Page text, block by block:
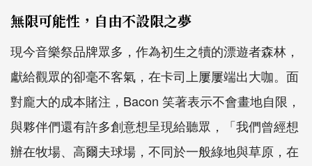
無限可能性，自由不設限之夢
現今音樂祭品牌眾多，作為初生之犢的漂遊者森林，
獻給觀眾的卻毫不客氣，在卡司上屢屢端出大咖。面
對龐大的成本賭注，Bacon 笑著表示不會畫地自限，
與夥伴們還有許多創意想呈現給聽眾，「我們曾經想
辦在牧場、高爾夫球場，不同於一般綠地與草原，在